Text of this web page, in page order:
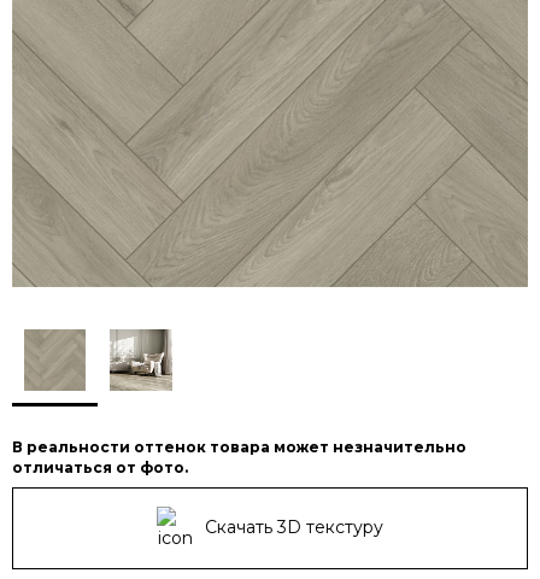
В реальности оттенок товара может незначительно
отличаться от фото.
Скачать 3D текстуру